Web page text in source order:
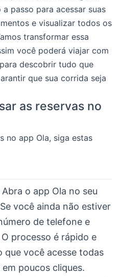
passo para acessar suas
e visualizar todos os
transformar essa
você poderá viajar com
descobrir tudo que
que sua corrida seja
as reservas no
no app Ola, siga estas
Abra o app Ola no seu
você ainda não estiver
de telefone e
processo é rápido e
você acesse todas
poucos cliques.